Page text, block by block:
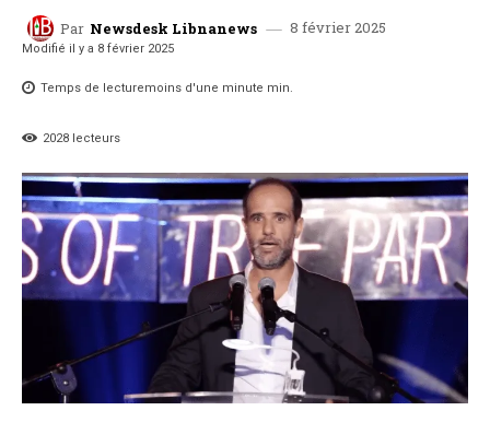
Par Newsdesk Libnanews 8 février 2025
Modifié il y a 8 février 2025
Temps de lecturemoins d'une minute min.
2028 lecteurs